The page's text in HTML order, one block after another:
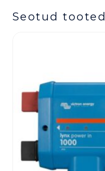
Seotud tooted